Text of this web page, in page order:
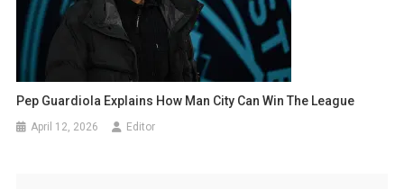
Pep Guardiola Explains How Man City Can Win The League
April 12, 2026 Editor